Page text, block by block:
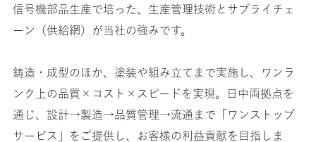
信号機部品生産で培った、 生産管理技術とサプライチェ
ーン（供給網）が当社の強みです。
鋳造・成型のほか、塗装や組み立てまで実施し、
ワンラ
ンク上の品質×コスト×スピードを実現。
日中両拠点を
通じ、設計→製造→品質管理→流通まで 「ワンストップ
サービス」をご提供し、 お客様の利益貢献を目指しま